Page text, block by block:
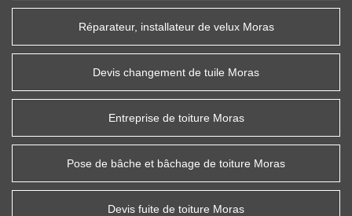
Réparateur, installateur de velux Moras
Devis changement de tuile Moras
Entreprise de toiture Moras
Pose de bâche et bâchage de toiture Moras
Devis fuite de toiture Moras